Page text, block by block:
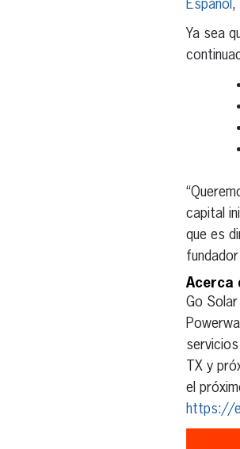
Español ,
Ya sea
capital
que es
Acerca
Go
TX y
el
https://